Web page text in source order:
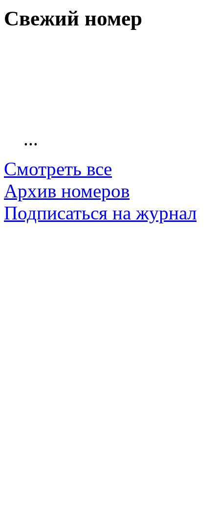
Свежий номер
...
Смотреть все
Архив номеров
Подписаться на журнал